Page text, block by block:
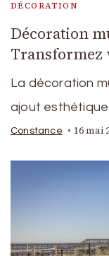
DÉCORATION
Décoration
Transformez
La décoration
ajout
Constance 16 mai